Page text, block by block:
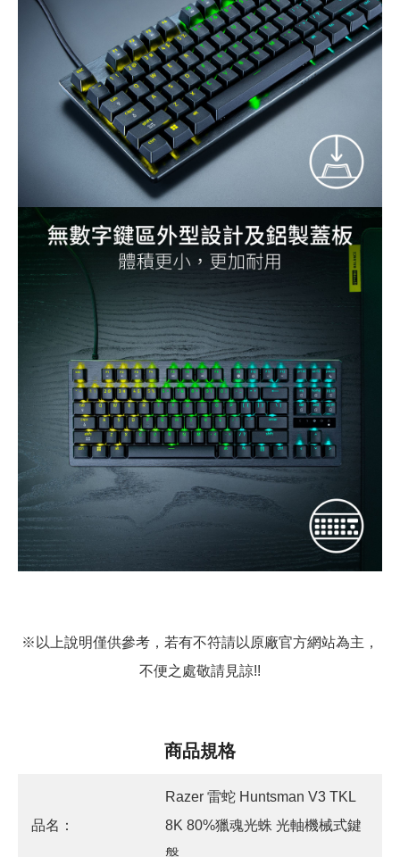
※以上說明僅供參考，若有不符請以原廠官方網站為主，
不便之處敬請見諒!!
商品規格
品名：
Razer 雷蛇 Huntsman V3 TKL
8K 80%獵魂光蛛 光軸機械式鍵
盤